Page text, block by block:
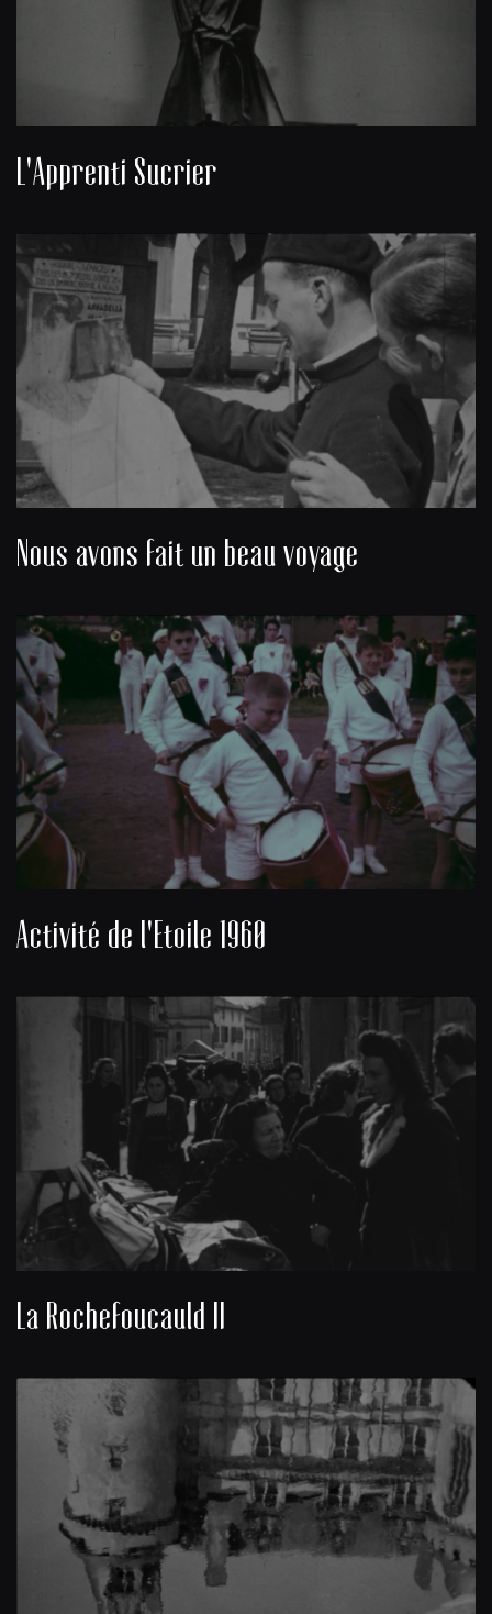
L'Apprenti Sucrier
Nous avons fait un beau voyage
Activité de l'Etoile 1960
La Rochefoucauld II